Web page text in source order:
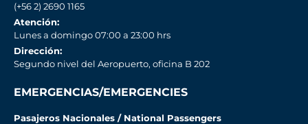
(+56 2) 2690 1165
Atención:
Lunes a domingo 07:00 a 23:00 hrs
Dirección:
Segundo nivel del Aeropuerto, oficina B 202
EMERGENCIAS/EMERGENCIES
Pasajeros Nacionales / National Passengers